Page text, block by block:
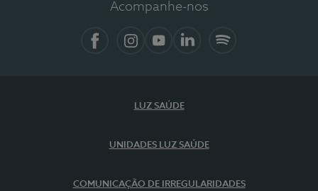
Acompanhe-nos
LUZ SAÚDE
UNIDADES LUZ SAÚDE
COMUNICAÇÃO DE IRREGULARIDADES